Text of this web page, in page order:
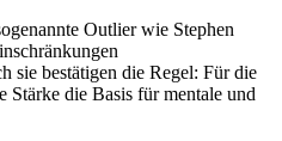
Outlier wie Stephen
sie bestätigen die Regel: Für die
Stärke die Basis für mentale und